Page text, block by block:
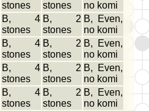
stones
stones
no komi
B, 4
stones
B, 2
stones
B, Even,
no komi
B, 4
stones
B, 2
stones
B, Even,
no komi
B, 4
stones
B, 2
stones
B, Even,
no komi
B, 4
stones
B, 2
stones
B, Even,
no komi